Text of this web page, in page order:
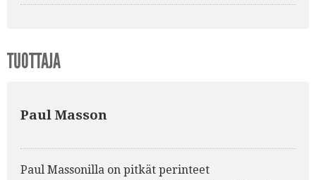
TUOTTAJA
Paul Masson
Paul Massonilla on pitkät perinteet